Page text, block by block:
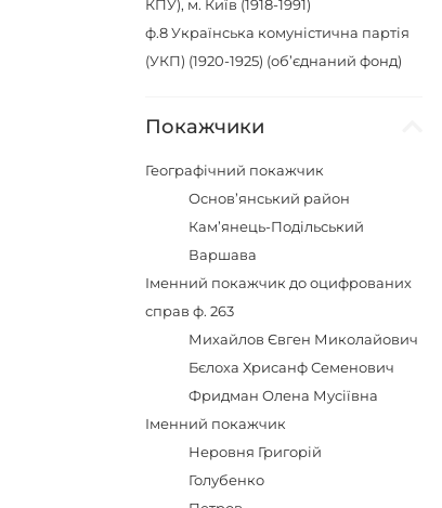
КПУ), м. Київ (1918-1991)
ф.8Українська комуністична партія
(УКП) (1920-1925) (об’єднаний фонд)
Покажчики
Географічний покажчик
Основ’янський район
Кам’янець-Подільський
Варшава
Іменний покажчик до оцифрованих
справ ф. 263
Михайлов Євген Миколайович
Бєлоха Хрисанф Семенович
Фридман Олена Мусіївна
Іменний покажчик
Неровня Григорій
Голубенко